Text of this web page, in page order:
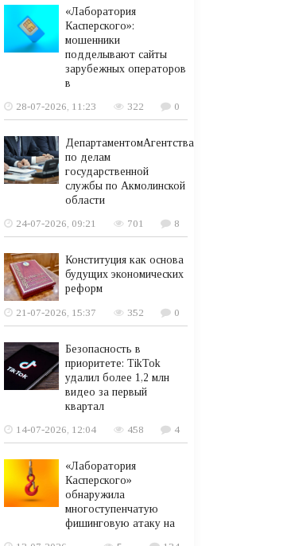
«Лаборатория
Касперского»:
мошенники
подделывают сайты
зарубежных операторов
в
28-07-2026, 11:23
322 0
ДепартаментомАгентства
по делам
государственной
службы по Акмолинской
области
24-07-2026, 09:21
701 8
Конституция как основа
будущих экономических
реформ
21-07-2026, 15:37
352 0
Безопасность в
приоритете: TikTok
удалил более 1,2 млн
видео за первый
квартал
14-07-2026, 12:04
458 4
«Лаборатория
Касперского»
обнаружила
многоступенчатую
фишинговую атаку на